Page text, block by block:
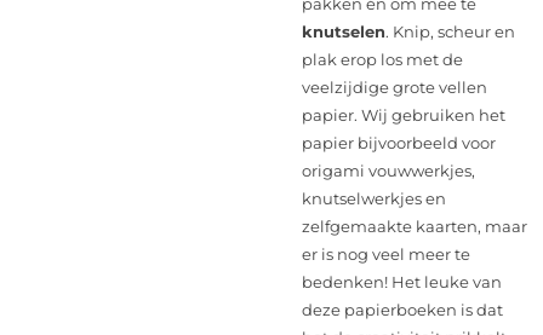
knutselen. Knip, scheur en
plak erop los met de
veelzijdige grote vellen
papier. Wij gebruiken het
papier bijvoorbeeld voor
origami vouwwerkjes,
knutselwerkjes en
zelfgemaakte kaarten, maar
er is nog veel meer te
bedenken! Het leuke van
deze papierboeken is dat